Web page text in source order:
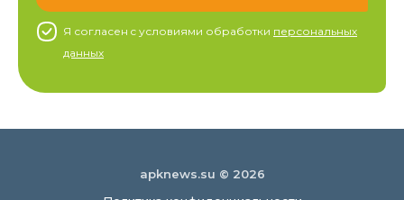
Я согласен c условиями обработки персональных
данных
apknews.su © 2026